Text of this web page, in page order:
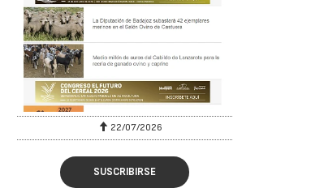
22/07/2026
SUSCRIBIRSE